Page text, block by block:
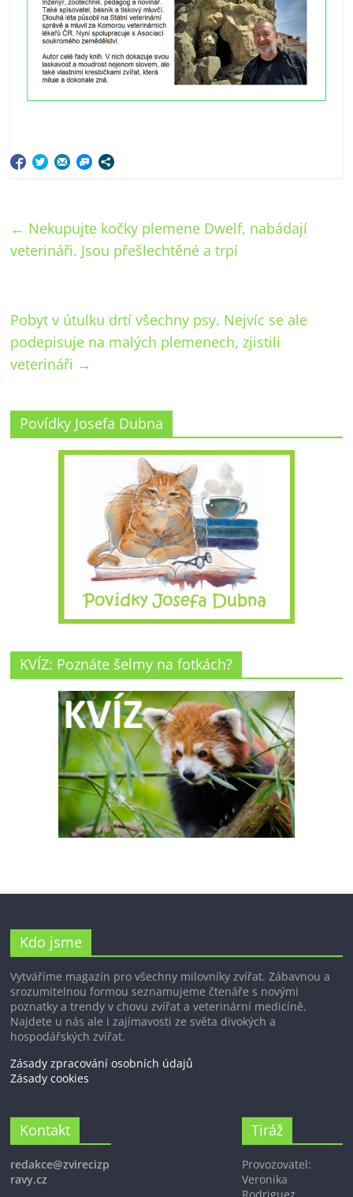
← Nekupujte kočky plemene Dwelf, nabádají
veterináři. Jsou přešlechtěné a trpí
Pobyt v útulku drtí všechny psy. Nejvíc se ale
podepisuje na malých plemenech, zjistili
veterináři →
Povídky Josefa Dubna
KVÍZ: Poznáte šelmy na fotkách?
Kdo jsme
Vytváříme magazín pro všechny milovníky zvířat. Zábavnou a
srozumitelnou formou seznamujeme čtenáře s novými
poznatky a trendy v chovu zvířat a veterinární medicíně.
Najdete u nás ale i zajímavosti ze světa divokých a
hospodářských zvířat.
Zásady zpracování osobních údajů
Zásady cookies
Kontakt
redakce@zvirecizp
ravy.cz
Tiráž
Provozovatel:
Veronika